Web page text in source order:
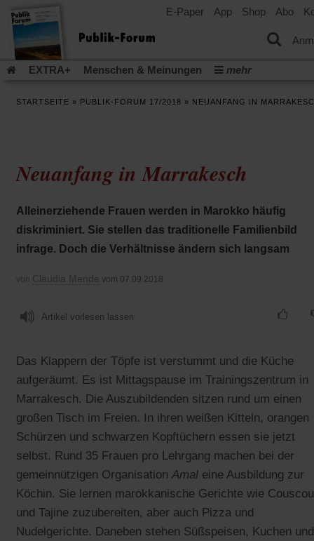
E-Paper App Shop Abo
EXTRA+ Menschen & Meinungen
mehr
Leserinitiative Publik-Forum e.V.
Die Erderwärmung
Urlaub und Nichtstun
einem
neuen
Tab)
einem
neuen
Tab)
Gleichberechtigung
Künstliche Intelligenz(Öffnet
einem
neuen
Was gibt
Krieg und Frieden(Öffnet
einem
Tab)
Gott neu denken Krieg in der Ukraine
Flucht und Migration
Video-Podcast »Veranstaltungen«
STARTSEITE » PUBLIK-FORUM 17/2018 » NEUANFANG IN
Neuanfang in Marrakesch
Alleinerziehende Frauen werden in Marokko häufig
diskriminiert. Sie stellen das traditionelle Familienbild
infrage. Doch die Verhältnisse ändern sich langsam
von Claudia Mende vom 07.09.2018
Artikel vorlesen lassen
Das Klappern der Töpfe ist verstummt und die Küche
aufgeräumt. Es ist Mittagspause im Trainingszentrum in
Marrakesch. Die Auszubildenden sitzen rund um einen
großen Tisch im Freien. In ihren weißen Kitteln, orangen
Schürzen und schwarzen Kopftüchern essen sie jetzt
selbst. Rund 35 Frauen pro Lehrgang machen bei der
gemeinnützigen OrganisationAmal eine Ausbildung zur
Köchin. Sie lernen marokkanische Gerichte wie
und Tajine zuzubereiten, aber auch Pizza und
Nudelgerichte. Daneben stehen Süßspeisen, Kuchen und